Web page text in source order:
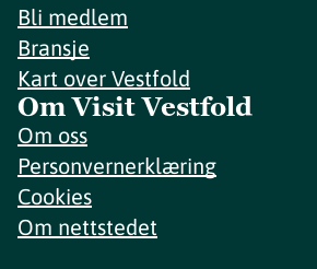
Bli medlem
Bransje
Kart over Vestfold
Om Visit Vestfold
Om oss
Personvernerklæring
Cookies
Om nettstedet